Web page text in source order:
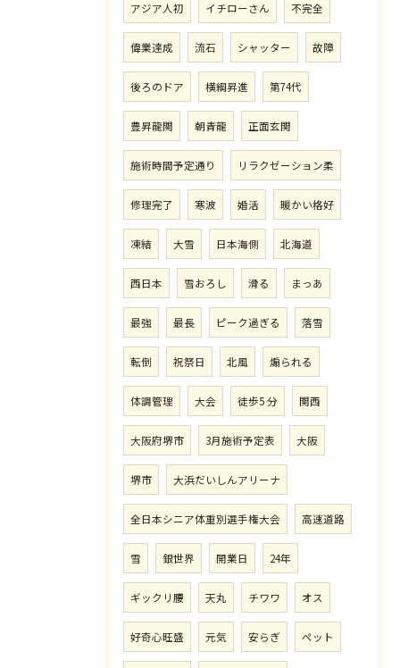
アジア人初 イチローさん 不完全
偉業達成 流石 シャッター 故障
後ろのドア 横綱昇進 第74代
豊昇龍関 朝青龍 正面玄関
施術時間予定通り リラクゼーション柔
修理完了 寒波 婚活 暖かい格好
凍結 大雪 日本海側 北海道
西日本 雪おろし 滑る まっあ
最強 最長 ピーク過ぎる 落雪
転倒 祝祭日 北風 煽られる
体調管理 大会 徒歩5 分 関西
大阪府堺市 3月施術予定表 大阪
堺市 大浜だいしんアリーナ
全日本シニア体重別選手権大会 高速道路
雪 銀世界 開業日 24年
ギックリ腰 天丸 チワワ オス
好奇心旺盛 元気 安らぎ ペット